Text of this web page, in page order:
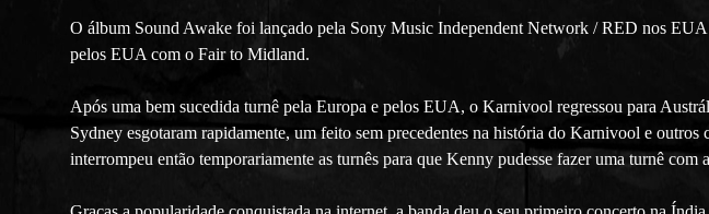
O álbum Sound Awake foi lançado pela Sony Music Independent Network / RED nos
pelos EUA com o Fair to Midland.
Após uma bem sucedida turnê pela Europa e pelos EUA, o Karnivool regressou para
Sydney esgotaram rapidamente, um feito sem precedentes na história do Karnivool e
interrompeu então temporariamente as turnês para que Kenny pudesse fazer uma turnê